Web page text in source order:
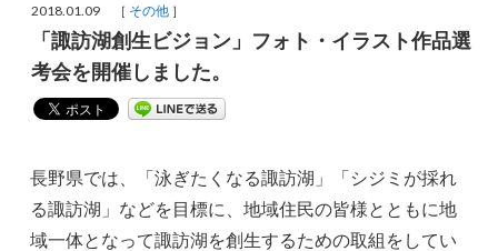
2018.01.09 ［ その他 ］
「諏訪湖創生ビジョン」フォト・イラスト作品選
考会を開催しました。
長野県では、「泳ぎたくなる諏訪湖」「シジミが採れ
る諏訪湖」などを目標に、地域住民の皆様とともに地
域一体となって諏訪湖を創生するための取組をしてい